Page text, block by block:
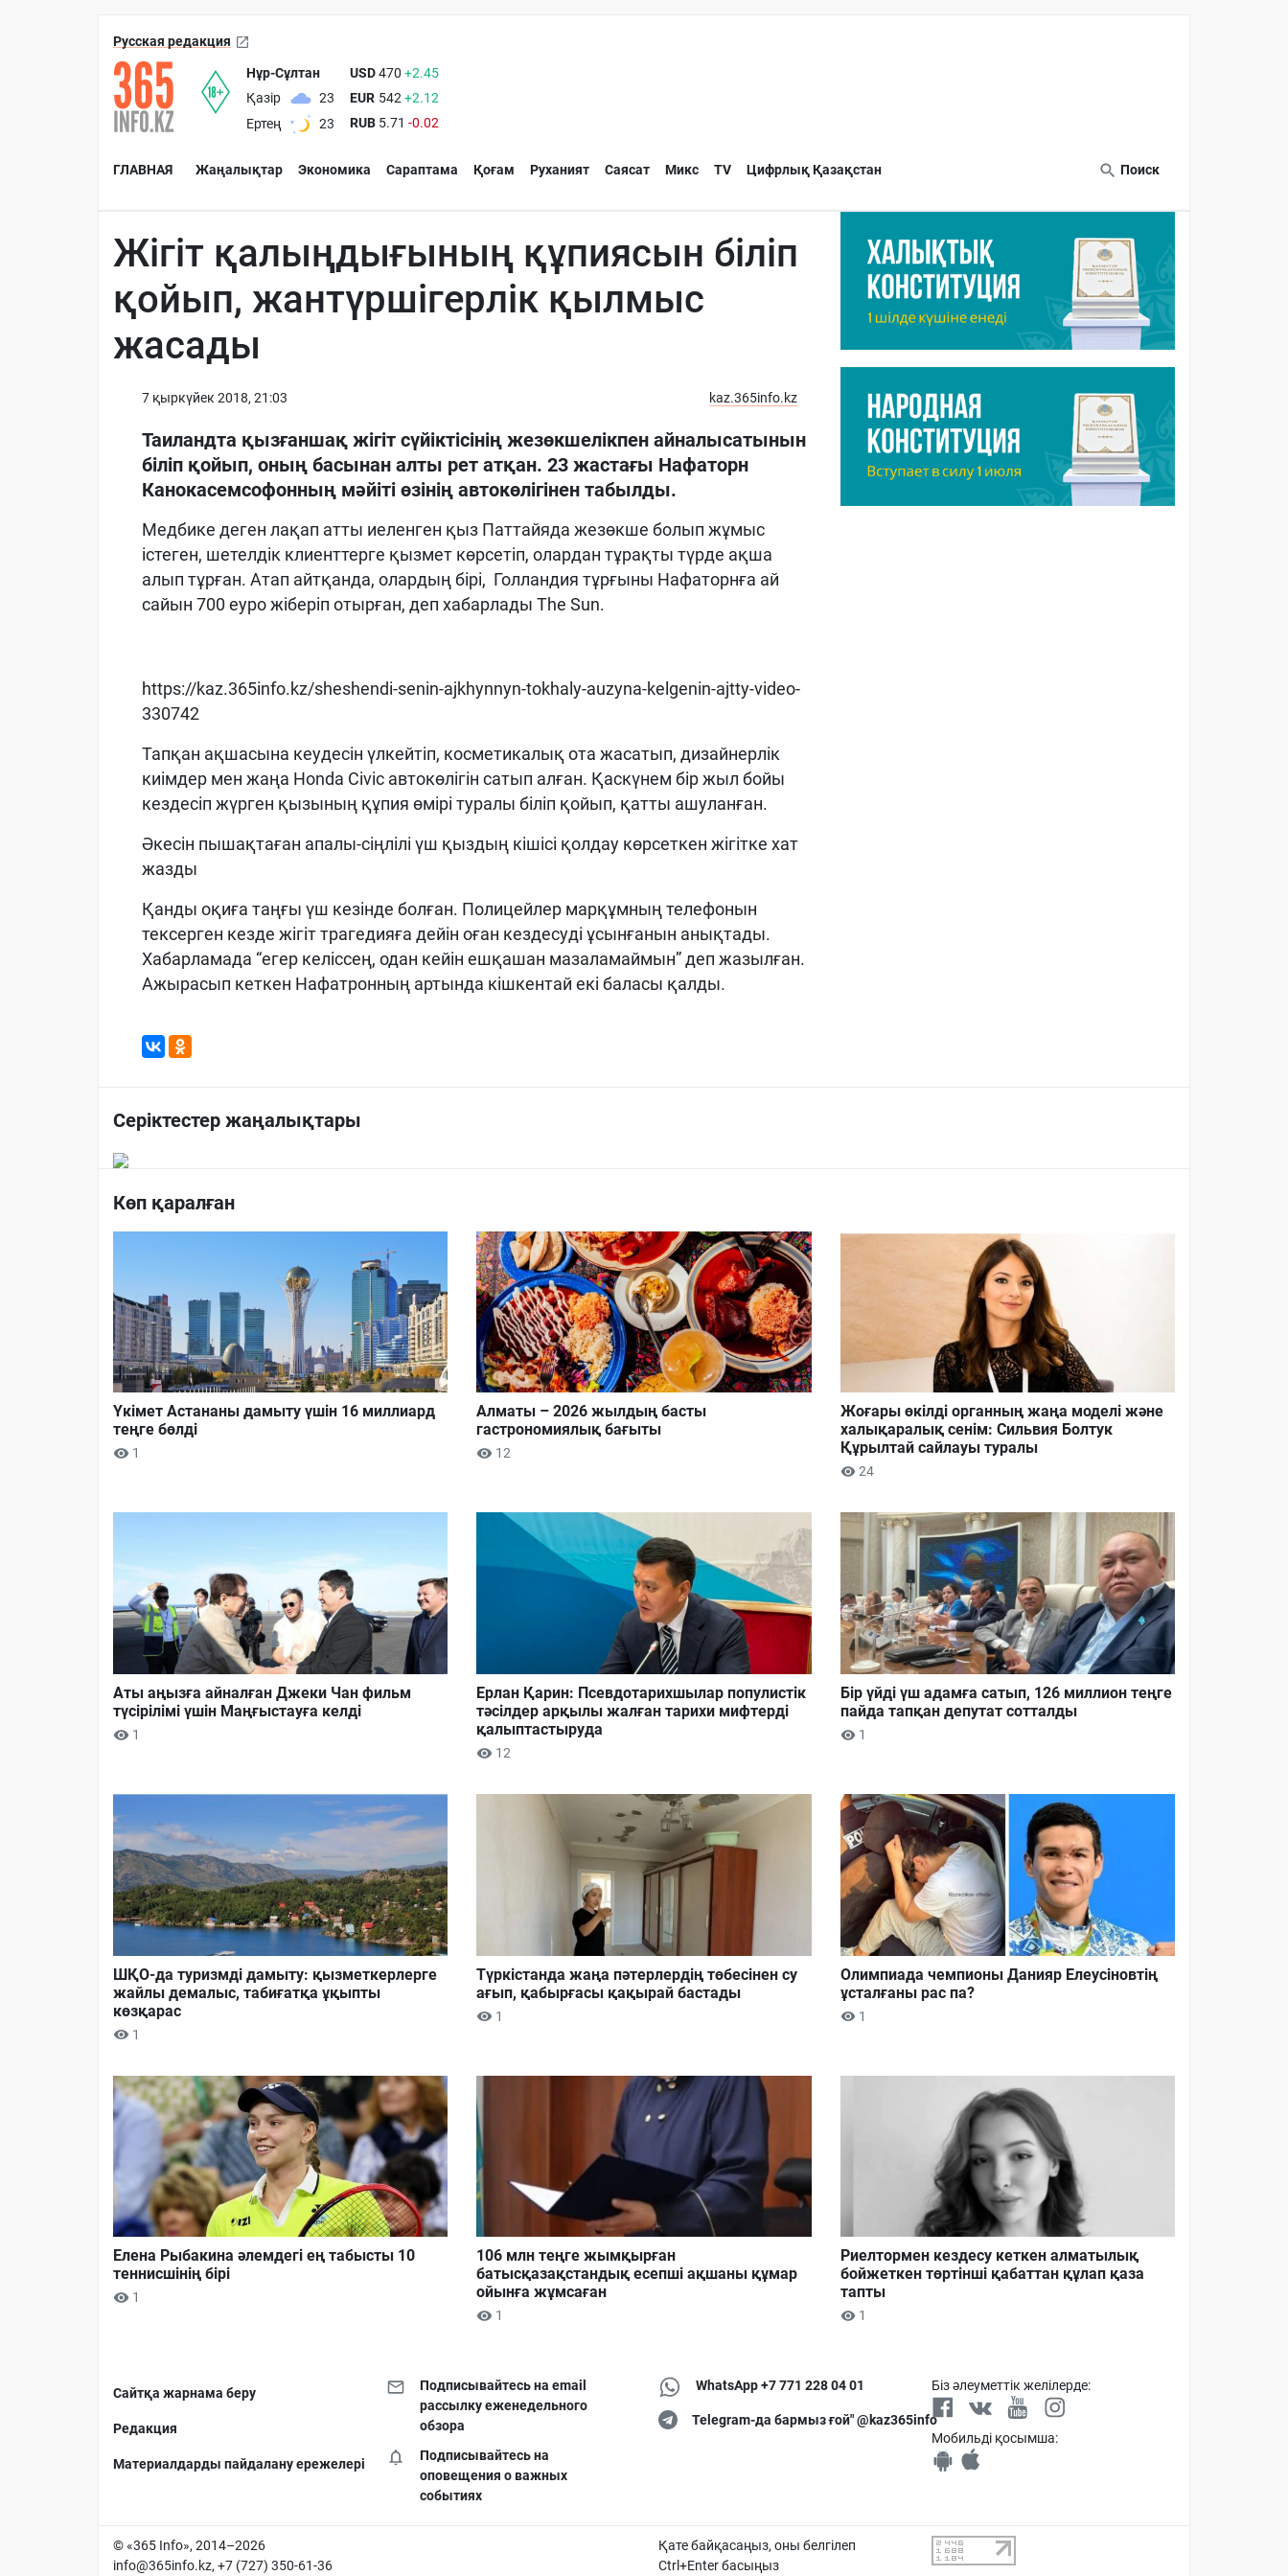
Русская редакция
Нұр-Сұлтан
Қазір
23
Ертең
23
USD470 +2.45
EUR 542 +2.12
RUB 5.71 -0.02
ГЛАВНАЯ Жаңалықтар Экономика Сараптама Қоғам Руханият Саясат Микс TV Цифрлық Қазақстан Поиск
Жігіт қалыңдығының құпиясын біліп
қойып, жантүршігерлік қылмыс
жасады
7 қыркүйек 2018, 21:03 kaz.365info.kz
Таиландта қызғаншақ жігіт сүйіктісінің жезөкшелікпен айналысатынын
біліп қойып, оның басынан алты рет атқан. 23 жастағы Нафаторн
Канокасемсофонның мәйіті өзінің автокөлігінен табылды.
Медбике деген лақап атты иеленген қыз Паттайяда жезөкше болып жұмыс
істеген, шетелдік клиенттерге қызмет көрсетіп, олардан тұрақты түрде ақша
алып тұрған. Атап айтқанда, олардың бірі, Голландия тұрғыны Нафаторнға ай
сайын 700 еуро жіберіп отырған, деп хабарлады The Sun.
https://kaz.365info.kz/sheshendi-senin-ajkhynnyn-tokhaly-auzyna-kelgenin-ajtty-video-
330742
Тапқан ақшасына кеудесін үлкейтіп, косметикалық ота жасатып, дизайнерлік
киімдер мен жаңа Honda Civic автокөлігін сатып алған. Қаскүнем бір жыл бойы
кездесіп жүрген қызының құпия өмірі туралы біліп қойып, қатты ашуланған.
Әкесін пышақтаған апалы-сіңлілі үш қыздың кішісі қолдау көрсеткен жігітке хат
жазды
Қанды оқиға таңғы үш кезінде болған. Полицейлер марқұмның телефонын
тексерген кезде жігіт трагедияға дейін оған кездесуді ұсынғанын анықтады.
Хабарламада “егер келіссең, одан кейін ешқашан мазаламаймын” деп жазылған.
Ажырасып кеткен Нафатронның артында кішкентай екі баласы қалды.
Серіктестер жаңалықтары
Көп қаралған
Үкімет Астананы дамыту үшін 16 миллиард
теңге бөлді
1
Алматы – 2026 жылдың басты
гастрономиялық бағыты
12
Жоғары өкілді органның жаңа моделі және
халықаралық сенім: Сильвия Болтук
Құрылтай сайлауы туралы
24
Аты аңызға айналған Джеки Чан фильм
түсірілімі үшін Маңғыстауға келді
1
Ерлан Қарин: Псевдотарихшылар популистік
тәсілдер арқылы жалған тарихи мифтерді
қалыптастыруда
12
Бір үйді үш адамға сатып, 126 миллион теңге
пайда тапқан депутат сотталды
1
ШҚО-да туризмді дамыту: қызметкерлерге
жайлы демалыс, табиғатқа ұқыпты
көзқарас
1
Түркістанда жаңа пәтерлердің төбесінен су
ағып, қабырғасы қақырай бастады
1
Олимпиада чемпионы Данияр Елеусіновтің
ұсталғаны рас па?
1
Елена Рыбакина әлемдегі ең табысты 10
теннисшінің бірі
1
106 млн теңге жымқырған
батысқазақстандық есепші ақшаны құмар
ойынға жұмсаған
1
Риелтормен кездесу кеткен алматылық
бойжеткен төртінші қабаттан құлап қаза
тапты
1
Сайтқа жарнама беру
Редакция
Материалдарды пайдалану ережелері
Подписывайтесь на email
рассылку еженедельного
обзора
Подписывайтесь на
оповещения о важных
событиях
WhatsApp +7 771 228 04 01
Telegram-да бармыз ғой" @kaz365info
Біз әлеуметтік желілерде:
Мобильді қосымша:
© «365 Info», 2014–2026
info@365info.kz, +7 (727) 350-61-36
Қате байқасаңыз, оны белгілеп
Ctrl+Enter басыңыз